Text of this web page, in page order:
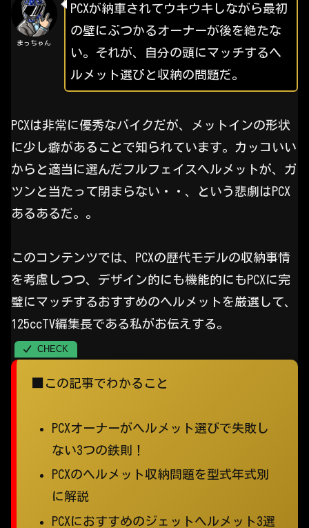
まっちゃん
PCXが納車されてウキウキしながら最初
の壁にぶつかるオーナーが後を絶たな
い。それが、自分の頭にマッチするヘ
ルメット選びと収納の問題だ。
PCXは非常に優秀なバイクだが、メットインの形状
に少し癖があることで知られています。カッコいい
からと適当に選んだフルフェイスヘルメットが、ガ
ツンと当たって閉まらない・・、という悲劇はPCX
あるあるだ。。
このコンテンツでは、PCXの歴代モデルの収納事情
を考慮しつつ、デザイン的にも機能的にもPCXに完
璧にマッチするおすすめのヘルメットを厳選して、
125ccTV編集長である私がお伝えする。
■この記事でわかること
PCXオーナーがヘルメット選びで失敗し
ない3つの鉄則！
PCXのヘルメット収納問題を型式年式別
に解説
PCXにおすすめのジェットヘルメット3選